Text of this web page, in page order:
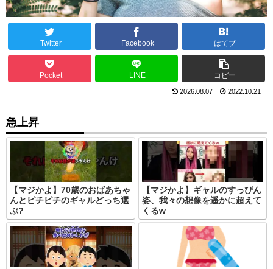
Twitter Facebook はてブ
Pocket LINE コピー
2026.08.07 2022.10.21
急上昇
【マジかよ】70歳のおばあちゃ
んとピチピチのギャルどっち選
ぶ?
【マジかよ】ギャルのすっぴん
姿、我々の想像を遥かに超えて
くるw